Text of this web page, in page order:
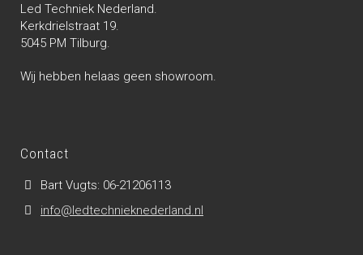
Led Techniek Nederland.
Kerkdrielstraat 19.
5045 PM Tilburg.
Wij hebben helaas geen showroom.
Contact
Bart Vugts: 06-21206113
info@ledtechnieknederland.nl